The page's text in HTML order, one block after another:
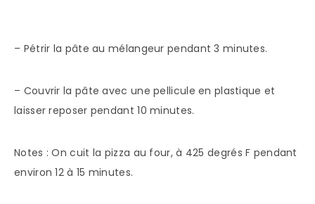
– Pétrir la pâte au mélangeur pendant 3 minutes.
– Couvrir la pâte avec une pellicule en plastique et
laisser reposer pendant 10 minutes.
Notes : On cuit la pizza au four, à 425 degrés F pendant
environ 12 à 15 minutes.